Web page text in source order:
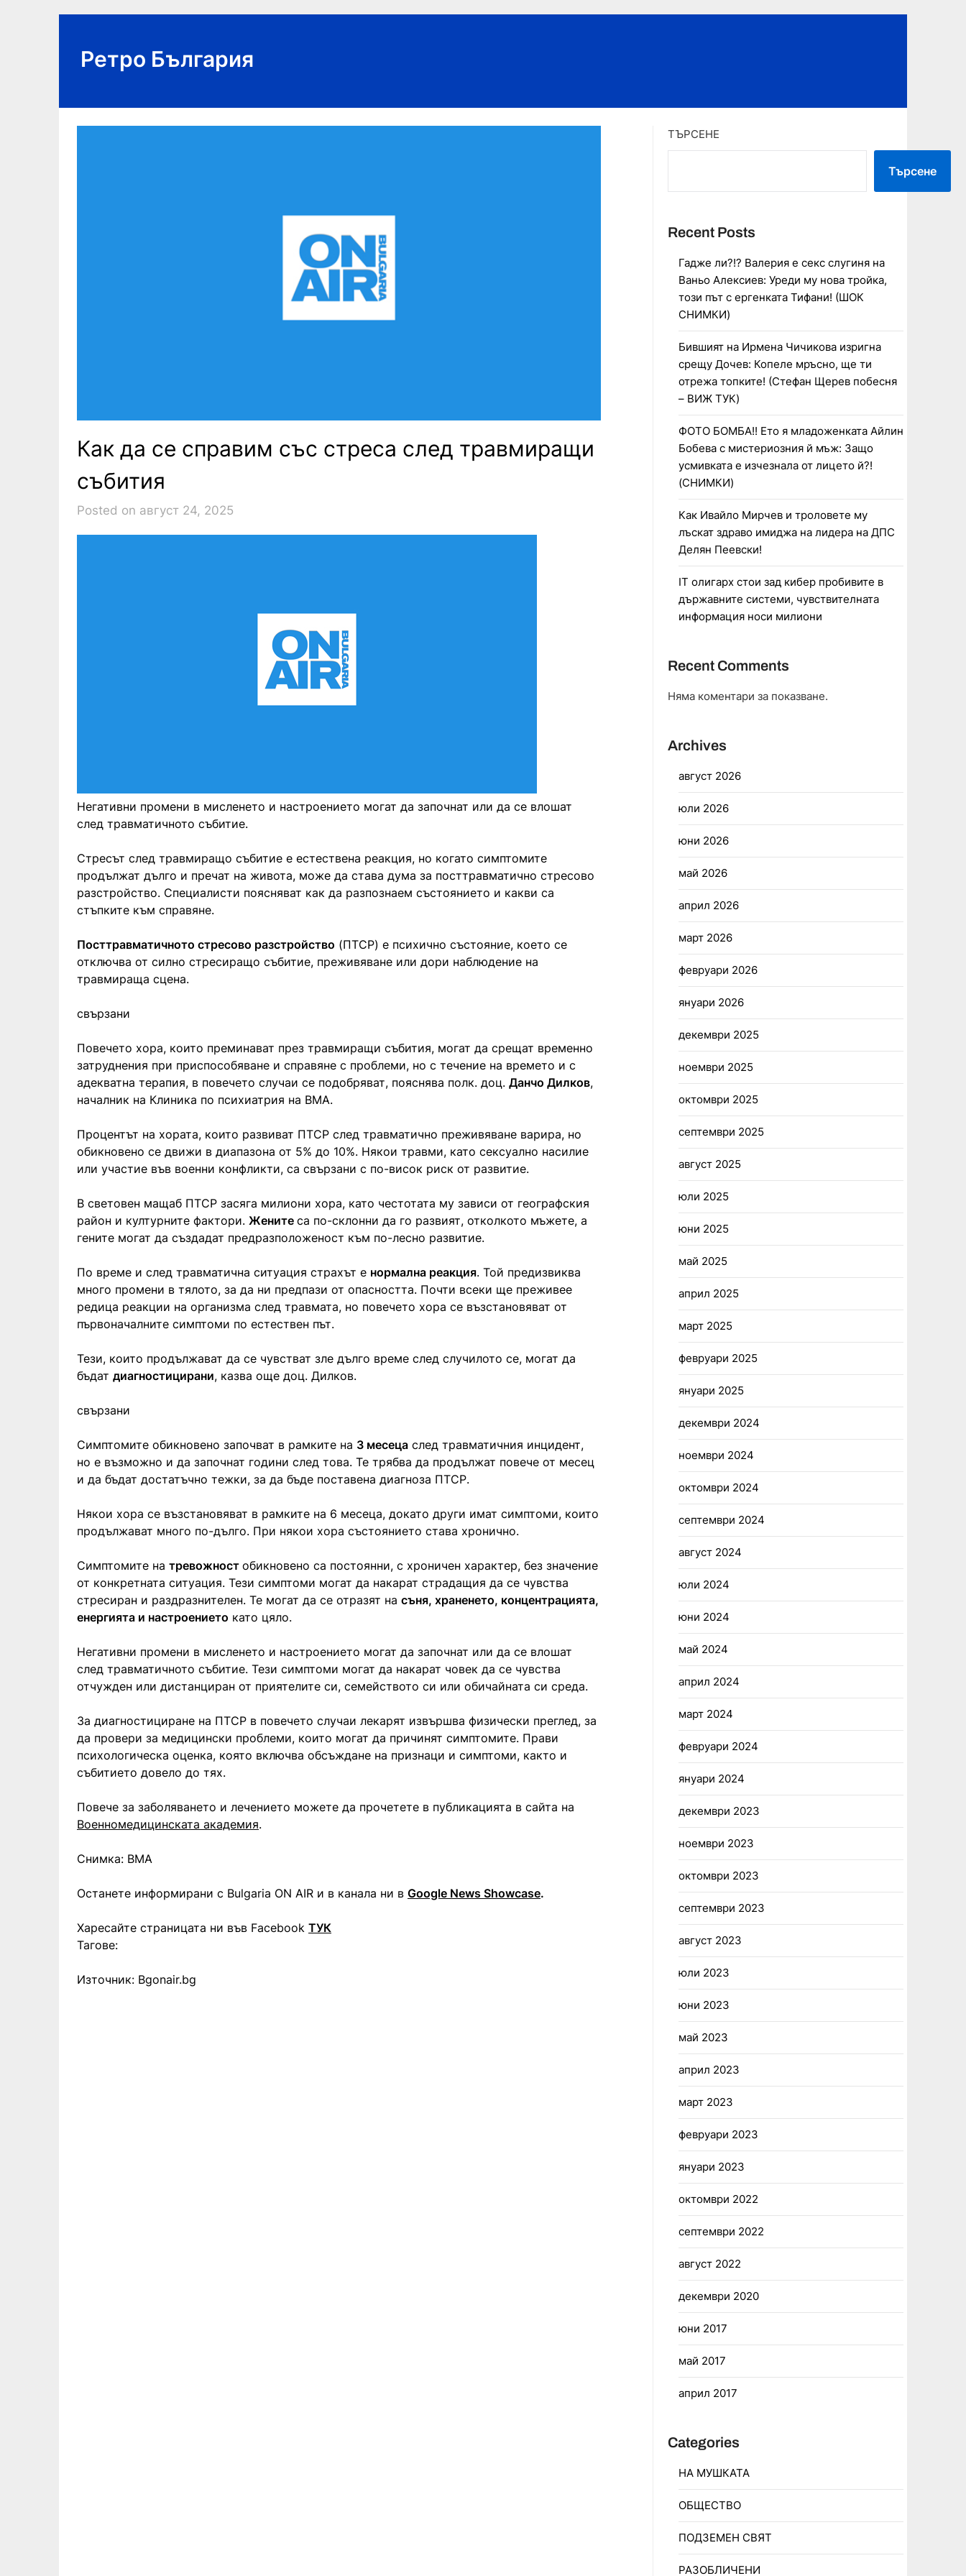
Ретро България
Как да се справим със стреса след травмиращи
събития
Posted on август 24, 2025
Негативни промени в мисленето и настроението могат да започнат или да се влошат
след травматичното събитие.
Стресът след травмиращо събитие е естествена реакция, но когато симптомите
продължат дълго и пречат на живота, може да става дума за посттравматично стресово
разстройство. Специалисти поясняват как да разпознаем състоянието и какви са
стъпките към справяне.
Посттравматичното стресово разстройство (ПТСР) е психично състояние, което се
отключва от силно стресиращо събитие, преживяване или дори наблюдение на
травмираща сцена.
свързани
Повечето хора, които преминават през травмиращи събития, могат да срещат временно
затруднения при приспособяване и справяне с проблеми, но с течение на времето и с
адекватна терапия, в повечето случаи се подобряват, пояснява полк. доц. Данчо Дилков,
началник на Клиника по психиатрия на ВМА.
Процентът на хората, които развиват ПТСР след травматично преживяване варира, но
обикновено се движи в диапазона от 5% до 10%. Някои травми, като сексуално насилие
или участие във военни конфликти, са свързани с по-висок риск от развитие.
В световен мащаб ПТСР засяга милиони хора, като честотата му зависи от географския
район и културните фактори. Жените са по-склонни да го развият, отколкото мъжете, а
гените могат да създадат предразположеност към по-лесно развитие.
По време и след травматична ситуация страхът е нормална реакция. Той предизвиква
много промени в тялото, за да ни предпази от опасността. Почти всеки ще преживее
редица реакции на организма след травмата, но повечето хора се възстановяват от
първоначалните симптоми по естествен път.
Тези, които продължават да се чувстват зле дълго време след случилото се, могат да
бъдат диагностицирани, казва още доц. Дилков.
свързани
Симптомите обикновено започват в рамките на 3 месеца след травматичния инцидент,
но е възможно и да започнат години след това. Те трябва да продължат повече от месец
и да бъдат достатъчно тежки, за да бъде поставена диагноза ПТСР.
Някои хора се възстановяват в рамките на 6 месеца, докато други имат симптоми, които
продължават много по-дълго. При някои хора състоянието става хронично.
Симптомите на тревожност обикновено са постоянни, с хроничен характер, без значение
от конкретната ситуация. Тези симптоми могат да накарат страдащия да се чувства
стресиран и раздразнителен. Те могат да се отразят на съня, храненето, концентрацията,
енергията и настроението като цяло.
Негативни промени в мисленето и настроението могат да започнат или да се влошат
след травматичното събитие. Тези симптоми могат да накарат човек да се чувства
отчужден или дистанциран от приятелите си, семейството си или обичайната си среда.
За диагностициране на ПТСР в повечето случаи лекарят извършва физически преглед, за
да провери за медицински проблеми, които могат да причинят симптомите. Прави
психологическа оценка, която включва обсъждане на признаци и симптоми, както и
събитието довело до тях.
Повече за заболяването и лечението можете да прочетете в публикацията в сайта на
Военномедицинската академия.
Снимка: ВМА
Останете информирани с Bulgaria ON AIR и в канала ни в Google News Showcase.
Харесайте страницата ни във Facebook ТУК
Тагове:
Източник: Bgonair.bg
ТЪРСЕНЕ
Търсене
Recent Posts
Гадже ли?!? Валерия е секс слугиня на
Ваньо Алексиев: Уреди му нова тройка,
този път с ергенката Тифани! (ШОК
СНИМКИ)
Бившият на Ирмена Чичикова изригна
срещу Дочев: Копеле мръсно, ще ти
отрежа топките! (Стефан Щерев побесня
– ВИЖ ТУК)
ФОТО БОМБА!! Ето я младоженката Айлин
Бобева с мистериозния й мъж: Защо
усмивката е изчезнала от лицето й?!
(СНИМКИ)
Как Ивайло Мирчев и троловете му
лъскат здраво имиджа на лидера на ДПС
Делян Пеевски!
IT олигарх стои зад кибер пробивите в
държавните системи, чувствителната
информация носи милиони
Recent Comments
Няма коментари за показване.
Archives
август 2026
юли 2026
юни 2026
май 2026
април 2026
март 2026
февруари 2026
януари 2026
декември 2025
ноември 2025
октомври 2025
септември 2025
август 2025
юли 2025
юни 2025
май 2025
април 2025
март 2025
февруари 2025
януари 2025
декември 2024
ноември 2024
октомври 2024
септември 2024
август 2024
юли 2024
юни 2024
май 2024
април 2024
март 2024
февруари 2024
януари 2024
декември 2023
ноември 2023
октомври 2023
септември 2023
август 2023
юли 2023
юни 2023
май 2023
април 2023
март 2023
февруари 2023
януари 2023
октомври 2022
септември 2022
август 2022
декември 2020
юни 2017
май 2017
април 2017
Categories
НА МУШКАТА
ОБЩЕСТВО
ПОДЗЕМЕН СВЯТ
РАЗОБЛИЧЕНИ